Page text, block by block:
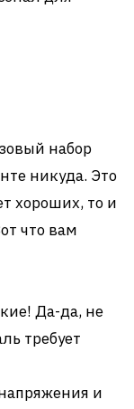
набор
никуда. Это
хороших, то и
что вам
Да-да, не
требует
и